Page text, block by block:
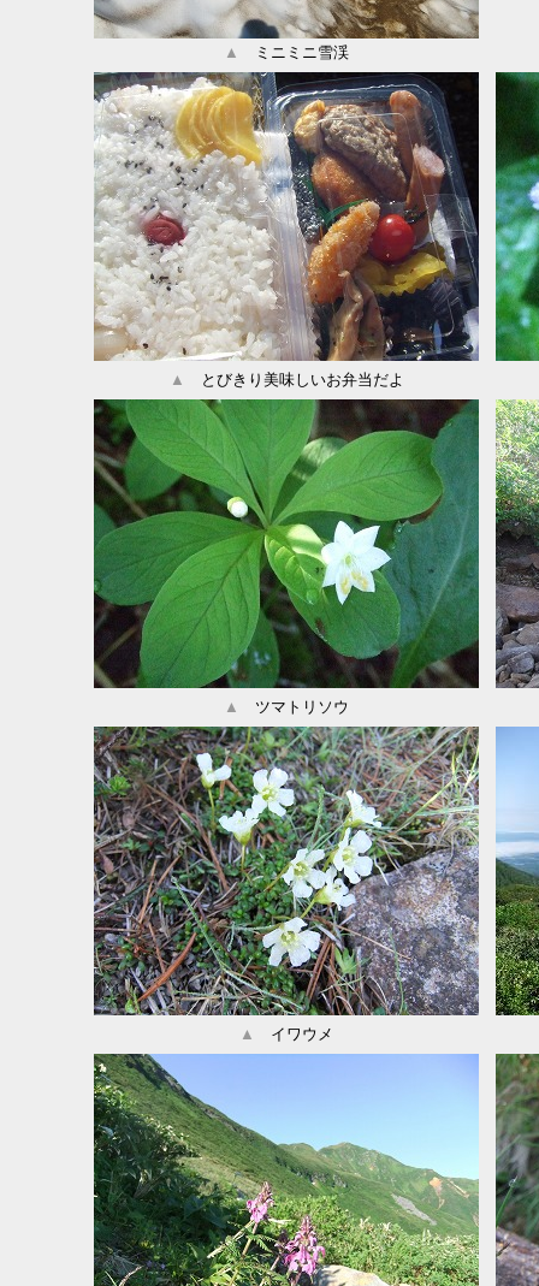
▲ ミニミニ雪渓
▲ とびきり美味しいお弁当だよ
▲ ツマトリソウ
▲ イワウメ